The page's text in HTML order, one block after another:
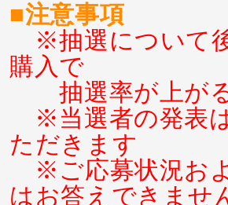
■注意事項
※抽選について
購入で
抽選率が上が
※当選者の発表
ただきます
※ご応募状況お
はお答えできませ